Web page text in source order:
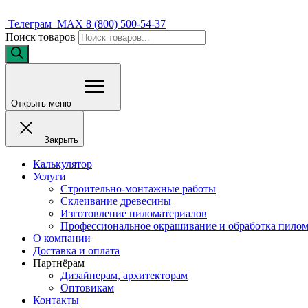
Телеграм MAX 8 (800) 500-54-37
Поиск товаров
Открыть меню
Закрыть
Калькулятор
Услуги
Строительно-монтажные работы
Склеивание древесины
Изготовление пиломатериалов
Профессиональное окрашивание и обработка
О компании
Доставка и оплата
Партнёрам
Дизайнерам, архитекторам
Оптовикам
Контакты